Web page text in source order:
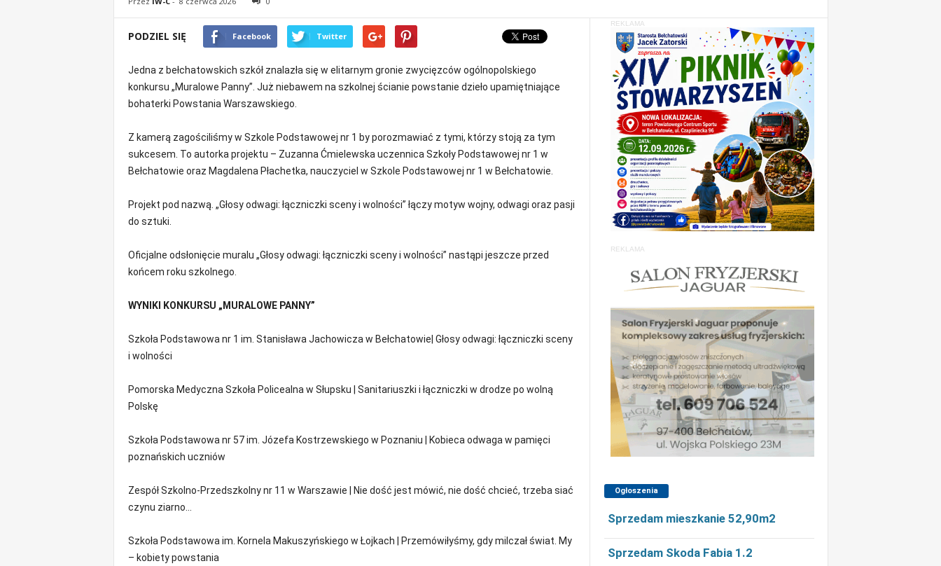
PODZIEL SIĘ Facebook Twitter
Jedna z bełchatowskich szkół znalazła się w elitarnym gronie zwycięzców ogólnopolskiego
konkursu „Muralowe Panny”. Już niebawem na szkolnej ścianie powstanie dzieło upamiętniające
bohaterki Powstania Warszawskiego.
Z kamerą zagościliśmy w Szkole Podstawowej nr 1 by porozmawiać z tymi, którzy stoją za tym
sukcesem. To autorka projektu – Zuzanna Ćmielewska uczennica Szkoły Podstawowej nr 1 w
Bełchatowie oraz Magdalena Płachetka, nauczyciel w Szkole Podstawowej nr 1 w Bełchatowie.
Projekt pod nazwą. „Głosy odwagi: łączniczki sceny i wolności” łączy motyw wojny, odwagi oraz pasji
do sztuki.
Oficjalne odsłonięcie muralu „Głosy odwagi: łączniczki sceny i wolności” nastąpi jeszcze przed
końcem roku szkolnego.
WYNIKI KONKURSU „MURALOWE PANNY”
Szkoła Podstawowa nr 1 im. Stanisława Jachowicza w Bełchatowie| Głosy odwagi: łączniczki sceny
i wolności
Pomorska Medyczna Szkoła Policealna w Słupsku | Sanitariuszki i łączniczki w drodze po wolną
Polskę
Szkoła Podstawowa nr 57 im. Józefa Kostrzewskiego w Poznaniu | Kobieca odwaga w pamięci
poznańskich uczniów
Zespół Szkolno-Przedszkolny nr 11 w Warszawie | Nie dość jest mówić, nie dość chcieć, trzeba siać
czynu ziarno…
Szkoła Podstawowa im. Kornela Makuszyńskiego w Łojkach | Przemówiłyśmy, gdy milczał świat. My
– kobiety powstania
REKLAMA
REKLAMA
Ogłoszenia
Sprzedam mieszkanie 52,90m2
Sprzedam Skoda Fabia 1.2